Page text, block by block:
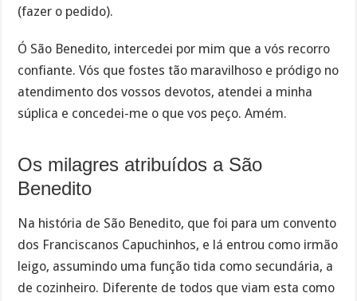
(fazer o pedido).
Ó São Benedito, intercedei por mim que a vós recorro
confiante. Vós que fostes tão maravilhoso e pródigo no
atendimento dos vossos devotos, atendei a minha
súplica e concedei-me o que vos peço. Amém.
Os milagres atribuídos a São
Benedito
Na história de São Benedito, que foi para um convento
dos Franciscanos Capuchinhos, e lá entrou como irmão
leigo, assumindo uma função tida como secundária, a
de cozinheiro. Diferente de todos que viam esta como